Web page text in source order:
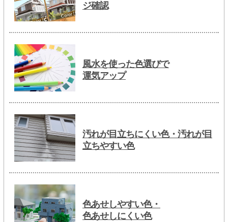
ジ確認
風水を使った色選びで
運気アップ
汚れが目立ちにくい色・汚れが目
立ちやすい色
色あせしやすい色・
色あせしにくい色